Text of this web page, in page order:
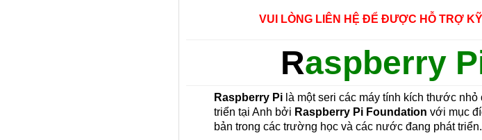
VUI LÒNG LIÊN HỆ ĐỂ ĐƯỢC HỖ TRỢ
Raspberry
Raspberry Pi là một seri các máy tính kích thước
triển tại Anh bởi Raspberry Pi Foundation với mục
bản trong các trường học và các nước đang phát triển.